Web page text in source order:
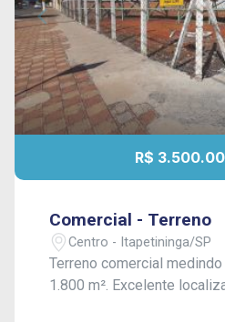
R$
Comercial - Terreno
Centro - Itapetininga/SP
Terreno comercial
1.800 m². Excelente